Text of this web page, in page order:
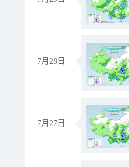
7月28日
7月27日